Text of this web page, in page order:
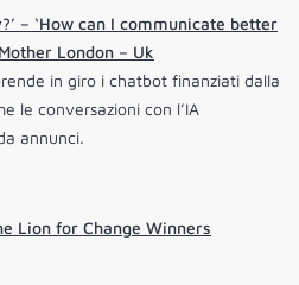
– ‘How can I communicate better
London – Uk
in giro i chatbot finanziati dalla
le conversazioni con l’IA
annunci.
Lion for Change Winners